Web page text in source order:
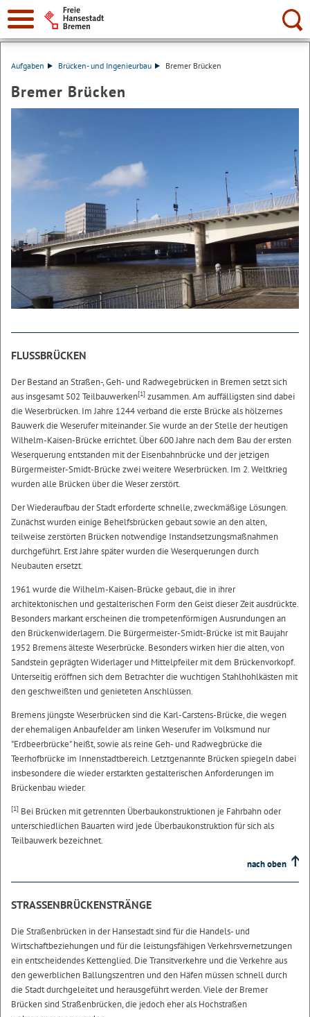
Suche:
Aufgaben Brücken- und Ingenieurbau Bremer Brücken
Bremer Brücken
FLUSSBRÜCKEN
Der Bestand an Straßen-, Geh- und Radwegebrücken in Bremen setzt sich
aus insgesamt 502 Teilbauwerken[1] zusammen. Am auffälligsten sind dabei
die Weserbrücken. Im Jahre 1244 verband die erste Brücke als hölzernes
Bauwerk die Weserufer miteinander. Sie wurde an der Stelle der heutigen
Wilhelm-Kaisen-Brücke errichtet. Über 600 Jahre nach dem Bau der ersten
Weserquerung entstanden mit der Eisenbahnbrücke und der jetzigen
Bürgermeister-Smidt-Brücke zwei weitere Weserbrücken. Im 2. Weltkrieg
wurden alle Brücken über die Weser zerstört.
Der Wiederaufbau der Stadt erforderte schnelle, zweckmäßige Lösungen.
Zunächst wurden einige Behelfsbrücken gebaut sowie an den alten,
teilweise zerstörten Brücken notwendige Instandsetzungsmaßnahmen
durchgeführt. Erst Jahre später wurden die Weserquerungen durch
Neubauten ersetzt.
1961 wurde die Wilhelm-Kaisen-Brücke gebaut, die in ihrer
architektonischen und gestalterischen Form den Geist dieser Zeit ausdrückte.
Besonders markant erscheinen die trompetenförmigen Ausrundungen an
den Brückenwiderlagern. Die Bürgermeister-Smidt-Brücke ist mit Baujahr
1952 Bremens älteste Weserbrücke. Besonders wirken hier die alten, von
Sandstein geprägten Widerlager und Mittelpfeiler mit dem Brückenvorkopf.
Unterseitig eröffnen sich dem Betrachter die wuchtigen Stahlhohlkästen mit
den geschweißten und genieteten Anschlüssen.
Bremens jüngste Weserbrücken sind die Karl-Carstens-Brücke, die wegen
der ehemaligen Anbaufelder am linken Weserufer im Volksmund nur
"Erdbeerbrücke" heißt, sowie als reine Geh- und Radwegbrücke die
Teerhofbrücke im Innenstadtbereich. Letztgenannte Brücken spiegeln dabei
insbesondere die wieder erstarkten gestalterischen Anforderungen im
Brückenbau wieder.
[1] Bei Brücken mit getrennten Überbaukonstruktionen je Fahrbahn oder
unterschiedlichen Bauarten wird jede Überbaukonstruktion für sich als
Teilbauwerk bezeichnet.
nach oben
STRASSENBRÜCKENSTRÄNGE
Die Straßenbrücken in der Hansestadt sind für die Handels- und
Wirtschaftbeziehungen und für die leistungsfähigen Verkehrsvernetzungen
ein entscheidendes Kettenglied. Die Transitverkehre und die Verkehre aus
den gewerblichen Ballungszentren und den Häfen müssen schnell durch
die Stadt durchgeleitet und herausgeführt werden. Viele der Bremer
Brücken sind Straßenbrücken, die jedoch eher als Hochstraßen